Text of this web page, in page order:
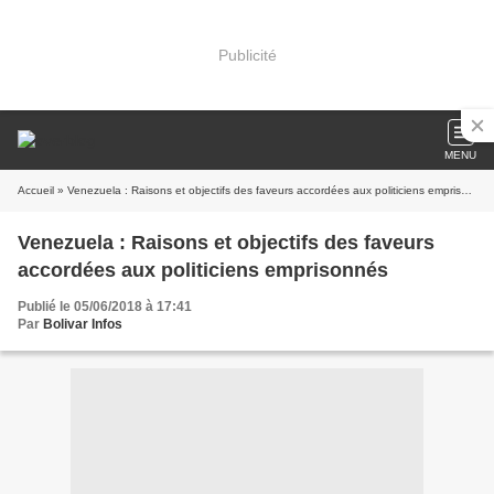
Publicité
MENU
Accueil » Venezuela : Raisons et objectifs des faveurs accordées aux politiciens emprisonnés
Venezuela : Raisons et objectifs des faveurs
accordées aux politiciens emprisonnés
Publié le 05/06/2018 à 17:41
Par Bolivar Infos